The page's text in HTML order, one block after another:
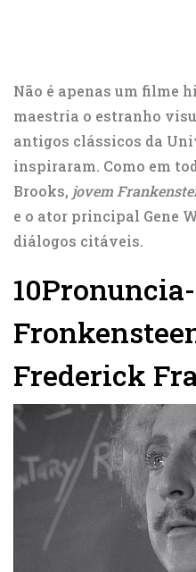
Não é apenas um filme
maestria o estranho
antigos clássicos da
inspiraram. Como em
Brooks, jovem
e o ator principal Gene
diálogos citáveis.
10
Frederick